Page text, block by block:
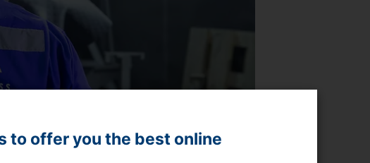
to offer you the best online